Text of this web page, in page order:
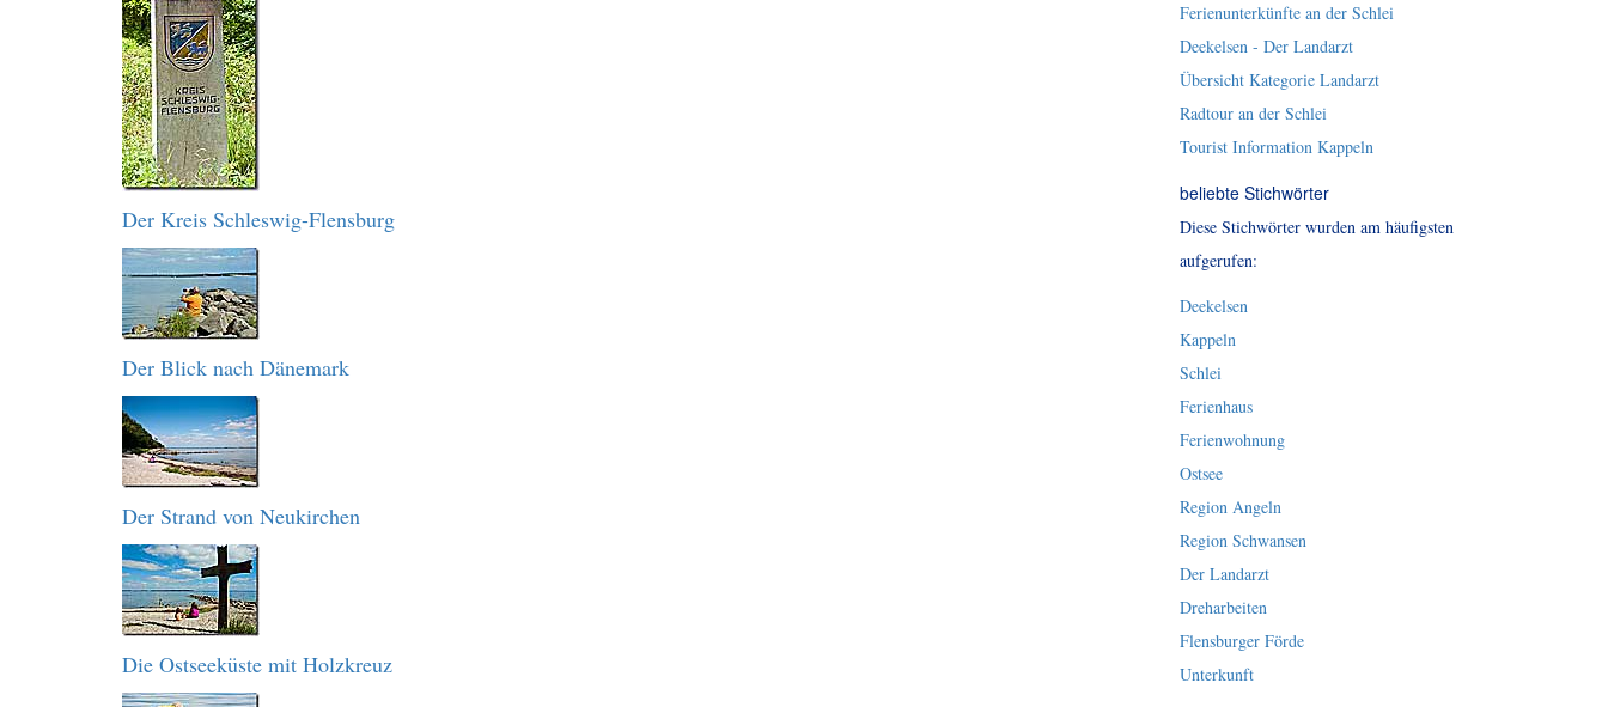
Der Kreis Schleswig-Flensburg
Der Blick nach Dänemark
Der Strand von Neukirchen
Die Ostseeküste mit Holzkreuz
Ferienunterkünfte an der Schlei
Deekelsen - Der Landarzt
Übersicht Kategorie Landarzt
Radtour an der Schlei
Tourist Information Kappeln
beliebte Stichwörter
Diese Stichwörter wurden am häufigsten
aufgerufen:
Deekelsen
Kappeln
Schlei
Ferienhaus
Ferienwohnung
Ostsee
Region Angeln
Region Schwansen
Der Landarzt
Dreharbeiten
Flensburger Förde
Unterkunft